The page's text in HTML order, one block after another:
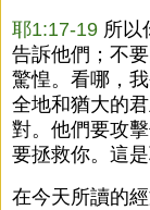
耶1:17-19 所以
告訴他們；不
驚惶。看哪，
全地和猶大的
對。他們要攻
要拯救你。這是
在今天所讀的